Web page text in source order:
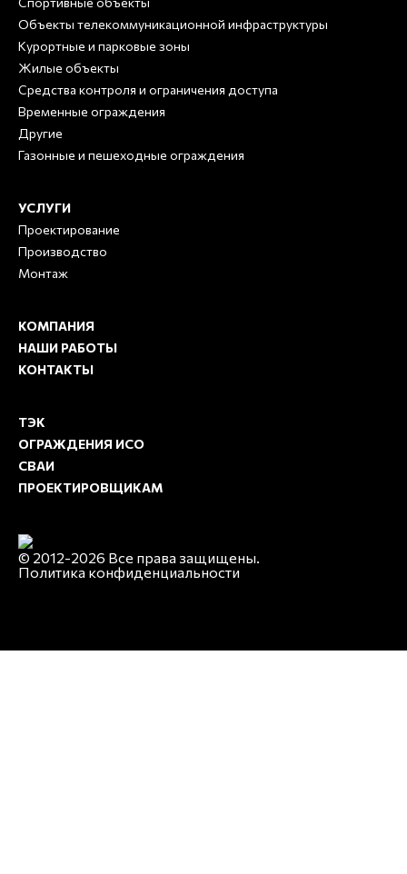
Объекты телекоммуникационной инфраструктуры
Курортные и парковые зоны
Жилые объекты
Средства контроля и ограничения доступа
Временные ограждения
Другие
Газонные и пешеходные ограждения
УСЛУГИ
Проектирование
Производство
Монтаж
КОМПАНИЯ
НАШИ РАБОТЫ
КОНТАКТЫ
ТЭК
ОГРАЖДЕНИЯ ИСО
СВАИ
ПРОЕКТИРОВЩИКАМ
© 2012-2026 Все права защищены.
Политика конфиденциальности